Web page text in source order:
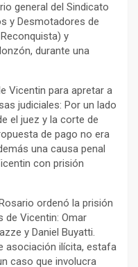
general del Sindicato
y Desmotadores de
y
durante una
Vicentin para apretar a
judiciales: Por un lado
el juez y la corte de
de pago no era
una causa penal
con prisión
ordenó la prisión
de Vicentin: Omar
y Daniel Buyatti.
asociación ilícita, estafa
caso que involucra